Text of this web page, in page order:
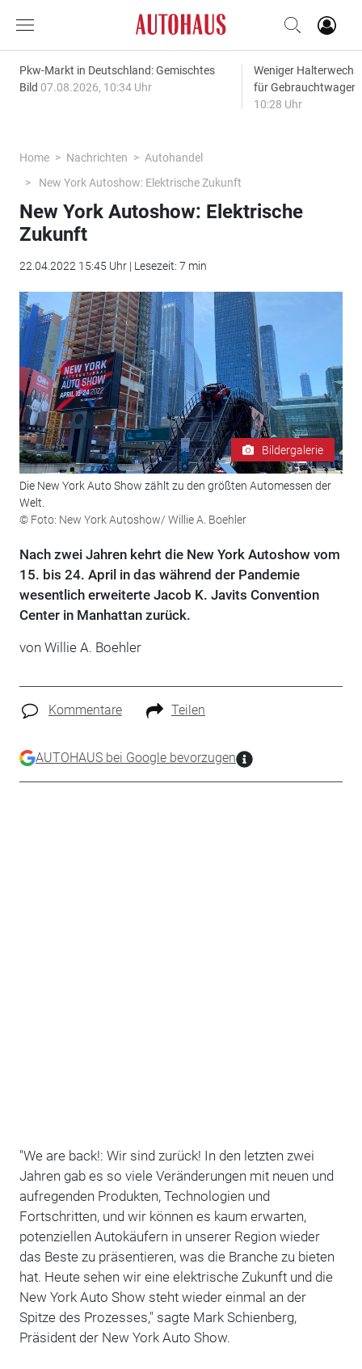
Pkw-Markt in Deutschland: Gemischtes
Bild 07.08.2026, 10:34 Uhr
Weniger
für
10:28 Uhr
Home Nachrichten
Autohandel
New York Autoshow: Elektrische Zukunft
New York Autoshow: Elektrische
Zukunft
22.04.2022 15:45 Uhr | Lesezeit: 7 min
Bildergalerie
Die New York Auto Show zählt zu den größten Automessen der
Welt.
© Foto: New York Autoshow/ Willie A. Boehler
Nach zwei Jahren kehrt die New York Autoshow vom
15. bis 24. April in das während der Pandemie
wesentlich erweiterte Jacob K. Javits Convention
Center in Manhattan zurück.
von Willie A. Boehler
Kommentare Teilen
AUTOHAUS bei Google bevorzugen
"We are back!: Wir sind zurück! In den letzten zwei
Jahren gab es so viele Veränderungen mit neuen und
aufregenden Produkten, Technologien und
Fortschritten, und wir können es kaum erwarten,
potenziellen Autokäufern in unserer Region wieder
das Beste zu präsentieren, was die Branche zu bieten
hat. Heute sehen wir eine elektrische Zukunft und die
New York Auto Show steht wieder einmal an der
Spitze des Prozesses," sagte Mark Schienberg,
Präsident der New York Auto Show.